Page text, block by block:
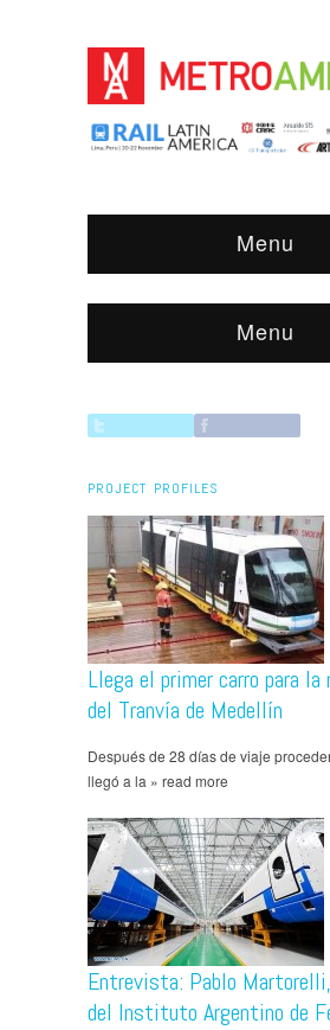
Menu
Menu
PROJECT PROFILES
Llega el primer carro para la
del Tranvía de Medellín
Después de 28 días de viaje
llegó a la » read more
Entrevista: Pablo
del Instituto Argentino de